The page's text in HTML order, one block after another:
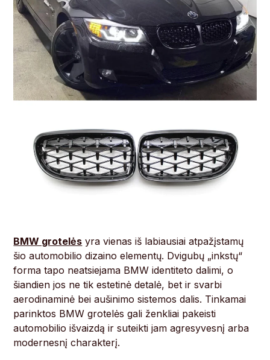
BMW grotelės yra vienas iš labiausiai atpažįstamų
šio automobilio dizaino elementų. Dvigubų „inkstų“
forma tapo neatsiejama BMW identiteto dalimi, o
šiandien jos ne tik estetinė detalė, bet ir svarbi
aerodinaminė bei aušinimo sistemos dalis. Tinkamai
parinktos BMW grotelės gali ženkliai pakeisti
automobilio išvaizdą ir suteikti jam agresyvesnį arba
modernesnį charakterį.